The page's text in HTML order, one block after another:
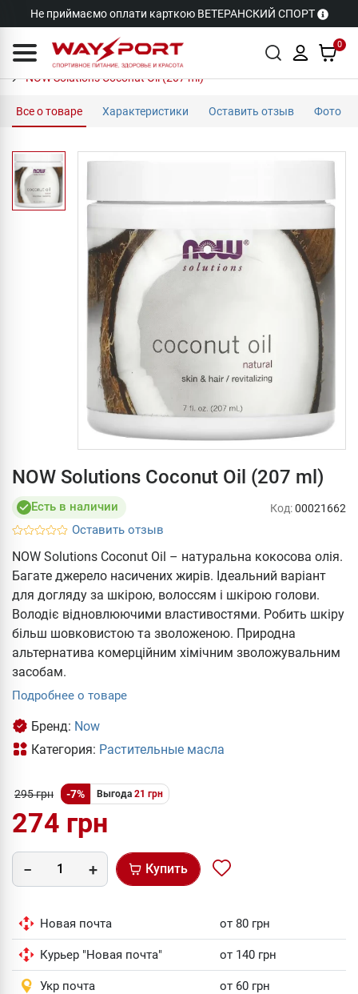
Не приймаємо оплати карткою ВЕТЕРАНСКИЙ СПОРТ
0
NOW Solutions Coconut Oil (207 ml)
Все о товаре Характеристики Оставить отзыв Фото
NOW Solutions Coconut Oil (207 ml)
Есть в наличии
Оставить отзыв
Код:00021662
NOW Solutions Coconut Oil – натуральна кокосова олія.
Багате джерело насичених жирів. Ідеальний варіант
для догляду за шкірою, волоссям і шкірою голови.
Володіє відновлюючими властивостями. Робить шкіру
більш шовковистою та зволоженою. Природна
альтернатива комерційним хімічним зволожувальним
засобам.
Подробнее о товаре
Бренд: Now
Категория: Растительные масла
295 грн -7% Выгода 21 грн
274 грн
Купить
Новая почта от 80 грн
Курьер "Новая почта" от 140 грн
Укр почта от 60 грн